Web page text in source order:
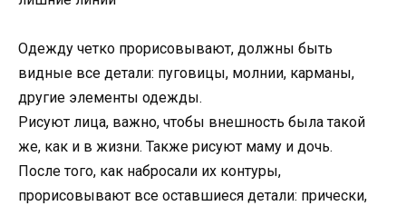
Одежду четко прорисовывают, должны быть
видные все детали: пуговицы, молнии, карманы,
другие элементы одежды.
Рисуют лица, важно, чтобы внешность была такой
же, как и в жизни. Также рисуют маму и дочь.
После того, как набросали их контуры,
прорисовывают все оставшиеся детали: прически,